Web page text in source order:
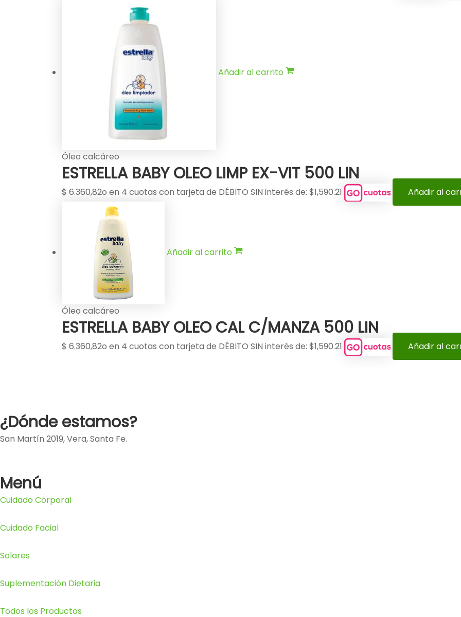
Añadir al carrito
Óleo calcáreo
ESTRELLA BABY OLEO LIMP EX-VIT 500 LIN
$ 6.360,82o en 4 cuotas con tarjeta de DÉBITO SIN interés de: $1,590.21 Añadir al
Añadir al carrito
Óleo calcáreo
ESTRELLA BABY OLEO CAL C/MANZA 500 LIN
$ 6.360,82o en 4 cuotas con tarjeta de DÉBITO SIN interés de: $1,590.21 Añadir al
¿Dónde estamos?
San Martín 2019, Vera, Santa Fe.
Menú
Cuidado Corporal
Cuidado Facial
Solares
Suplementación Dietaria
Todos los Productos